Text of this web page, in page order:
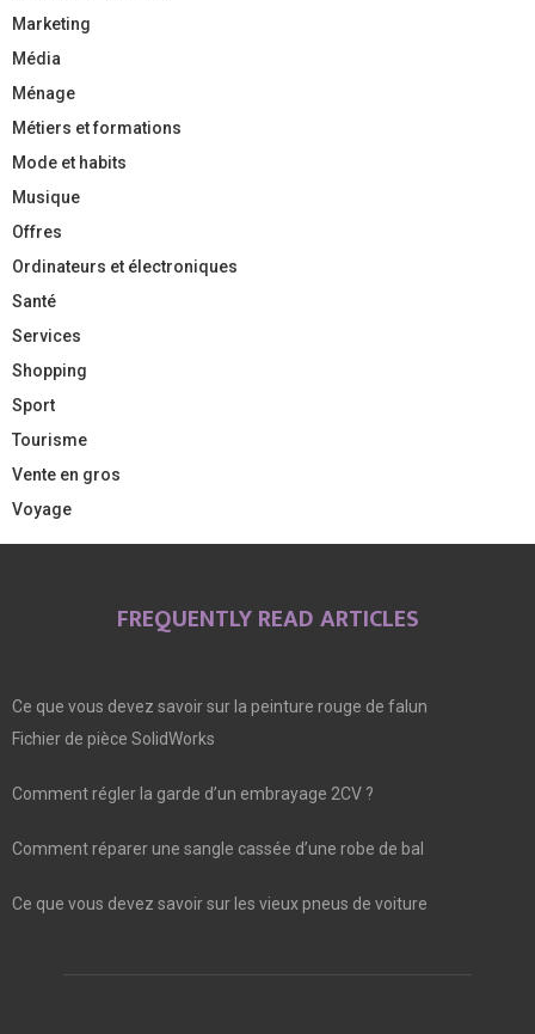
Marketing
Média
Ménage
Métiers et formations
Mode et habits
Musique
Offres
Ordinateurs et électroniques
Santé
Services
Shopping
Sport
Tourisme
Vente en gros
Voyage
FREQUENTLY READ ARTICLES
Ce que vous devez savoir sur la peinture rouge de falun
Fichier de pièce SolidWorks
Comment régler la garde d’un embrayage 2CV ?
Comment réparer une sangle cassée d’une robe de bal
Ce que vous devez savoir sur les vieux pneus de voiture